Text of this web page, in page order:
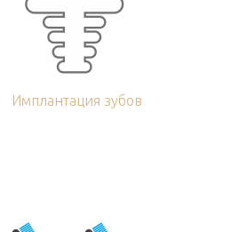
Имплантация зубов